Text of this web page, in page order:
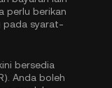
perlu berikan
pada syarat-
bersedia
Anda boleh